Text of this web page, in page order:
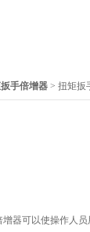
手倍增器 > 扭矩扳
器可以使操作人